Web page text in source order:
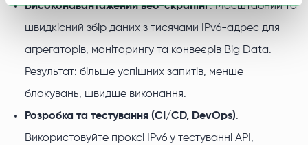
Високонавантажений веб-скрапінг. Масштабний та
швидкісний збір даних з тисячами IPv6-адрес для
агрегаторів, моніторингу та конвеєрів Big Data.
Результат: більше успішних запитів, менше
блокувань, швидше виконання.
Розробка та тестування (CI/CD, DevOps).
Використовуйте проксі IPv6 у тестуванні API,